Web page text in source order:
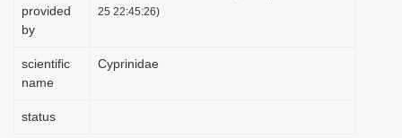
provided
by
25 22:45:26)
scientific
name
Cyprinidae
status